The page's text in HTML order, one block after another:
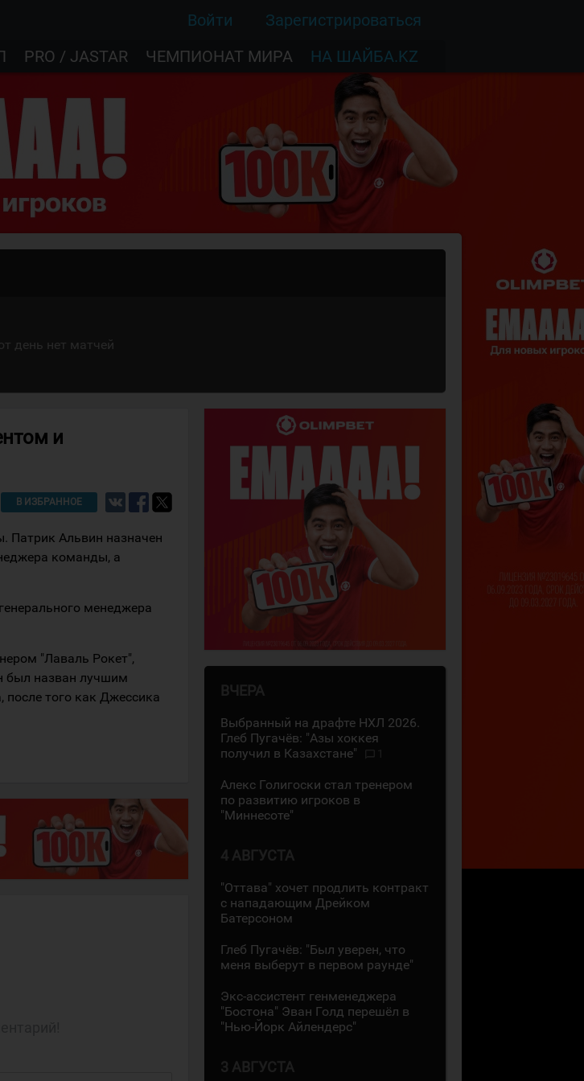
Войти
Зарегистрироваться
PRO / JASTAR ЧЕМПИОНАТ МИРА НА ШАЙБА.KZ
день нет матчей
и
В ИЗБРАННОЕ
Патрик Альвин назначен
команды, а
менеджера
"Лаваль Рокет",
был назван лучшим
того как Джессика
ВЧЕРА
Выбранный на драфте НХЛ 2026.
Глеб Пугачёв: "Азы хоккея
получил в Казахстане"
Алекс Голигоски стал тренером
по развитию игроков в
"Миннесоте"
4 АВГУСТА
"Оттава" хочет продлить контракт
с нападающим Дрейком
Батерсоном
Глеб Пугачёв: "Был уверен, что
меня выберут в первом раунде"
Экс-ассистент генменеджера
"Бостона" Эван Голд перешёл в
"Нью-Йорк Айлендерс"
3 АВГУСТА